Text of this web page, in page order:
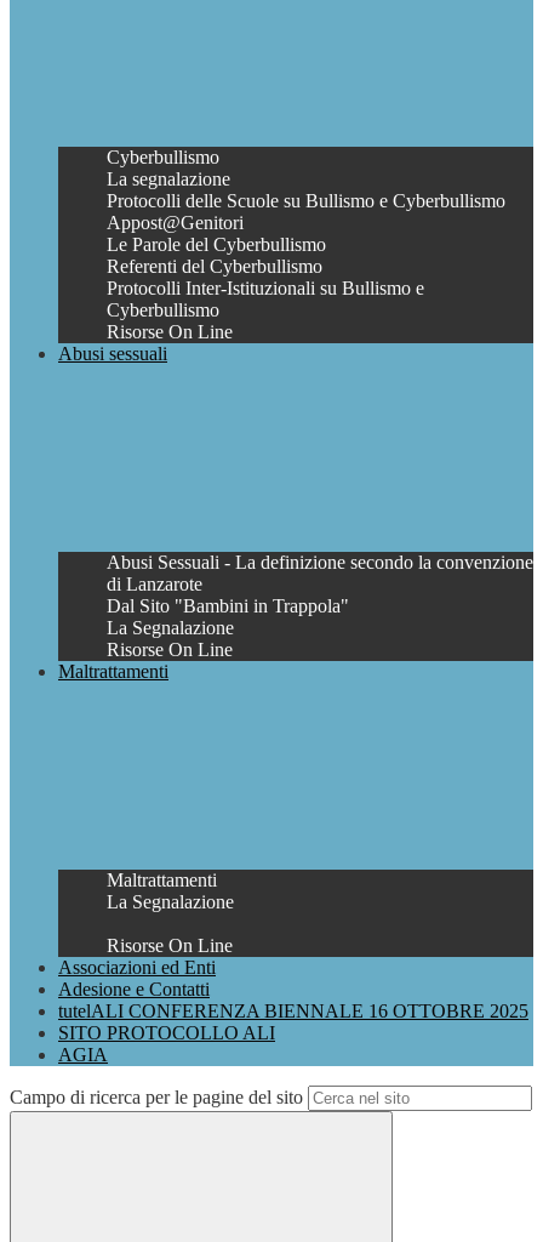
Cyberbullismo
La segnalazione
Protocolli delle Scuole su Bullismo e Cyberbullismo
Appost@Genitori
Le Parole del Cyberbullismo
Referenti del Cyberbullismo
Protocolli Inter-Istituzionali su Bullismo e
Cyberbullismo
Risorse On Line
Abusi sessuali
Abusi Sessuali - La definizione secondo la convenzione
di Lanzarote
Dal Sito "Bambini in Trappola"
La Segnalazione
Risorse On Line
Maltrattamenti
Maltrattamenti
La Segnalazione
Risorse On Line
Associazioni ed Enti
Adesione e Contatti
tutelALI CONFERENZA BIENNALE 16 OTTOBRE 2025
SITO PROTOCOLLO ALI
AGIA
Campo di ricerca per le pagine del sito